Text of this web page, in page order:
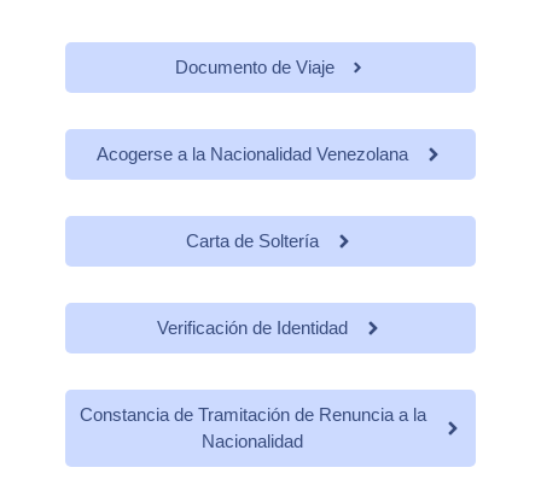
Documento de Viaje
Acogerse a la Nacionalidad Venezolana
Carta de Soltería
Verificación de Identidad
Constancia de Tramitación de Renuncia a la
Nacionalidad